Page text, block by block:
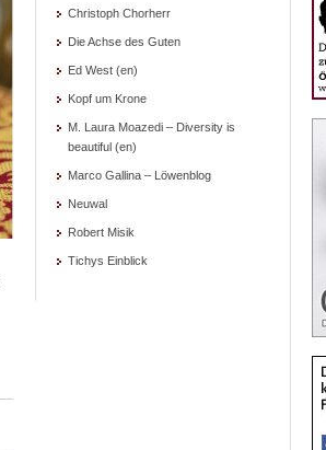
Christoph Chorherr
Die Achse des Guten
Ed West (en)
Kopf um Krone
M. Laura Moazedi – Diversity is
beautiful (en)
Marco Gallina – Löwenblog
Neuwal
Robert Misik
Tichys Einblick